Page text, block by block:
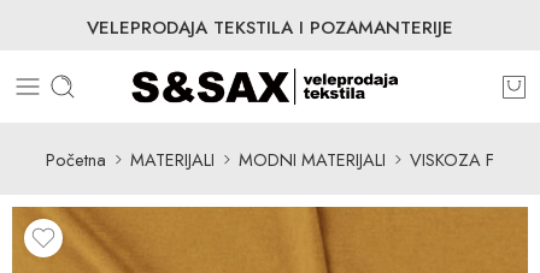
VELEPRODAJA TEKSTILA I POZAMANTERIJE
Početna MATERIJALI MODNI MATERIJALI VISKOZA F